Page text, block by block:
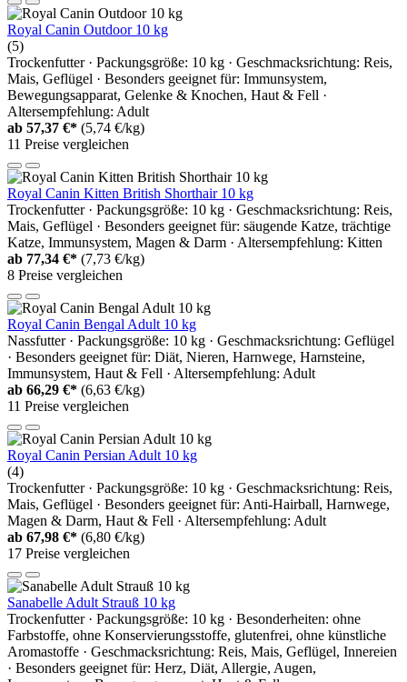
Royal Canin Outdoor 10 kg
(5)
Trockenfutter · Packungsgröße: 10 kg · Geschmacksrichtung: Reis,
Mais, Geflügel · Besonders geeignet für: Immunsystem,
Bewegungsapparat, Gelenke & Knochen, Haut & Fell ·
Altersempfehlung: Adult
ab 57,37 €* (5,74 €/kg)
11 Preise vergleichen
Royal Canin Kitten British Shorthair 10 kg
Trockenfutter · Packungsgröße: 10 kg · Geschmacksrichtung: Reis,
Mais, Geflügel · Besonders geeignet für: säugende Katze, trächtige
Katze, Immunsystem, Magen & Darm · Altersempfehlung: Kitten
ab 77,34 €* (7,73 €/kg)
8 Preise vergleichen
Royal Canin Bengal Adult 10 kg
Nassfutter · Packungsgröße: 10 kg · Geschmacksrichtung: Geflügel
· Besonders geeignet für: Diät, Nieren, Harnwege, Harnsteine,
Immunsystem, Haut & Fell · Altersempfehlung: Adult
ab 66,29 €* (6,63 €/kg)
11 Preise vergleichen
Royal Canin Persian Adult 10 kg
(4)
Trockenfutter · Packungsgröße: 10 kg · Geschmacksrichtung: Reis,
Mais, Geflügel · Besonders geeignet für: Anti-Hairball, Harnwege,
Magen & Darm, Haut & Fell · Altersempfehlung: Adult
ab 67,98 €* (6,80 €/kg)
17 Preise vergleichen
Sanabelle Adult Strauß 10 kg
Trockenfutter · Packungsgröße: 10 kg · Besonderheiten: ohne
Farbstoffe, ohne Konservierungsstoffe, glutenfrei, ohne künstliche
Aromastoffe · Geschmacksrichtung: Reis, Mais, Geflügel, Innereien
· Besonders geeignet für: Herz, Diät, Allergie, Augen,